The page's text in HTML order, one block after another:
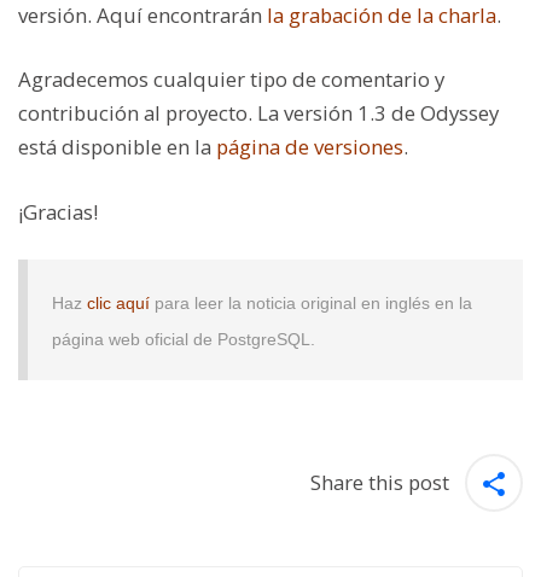
versión. Aquí encontrarán la grabación de la charla.
Agradecemos cualquier tipo de comentario y
contribución al proyecto. La versión 1.3 de Odyssey
está disponible en la página de versiones.
¡Gracias!
Haz clic aquí para leer la noticia original en inglés en la
página web oficial de PostgreSQL.
Share this post